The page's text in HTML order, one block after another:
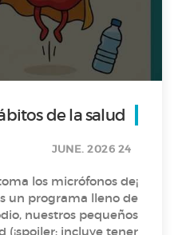
de la salud
24 JUNE. 2026
los micrófonos de
un programa lleno de
(¡spoiler: incluye tener